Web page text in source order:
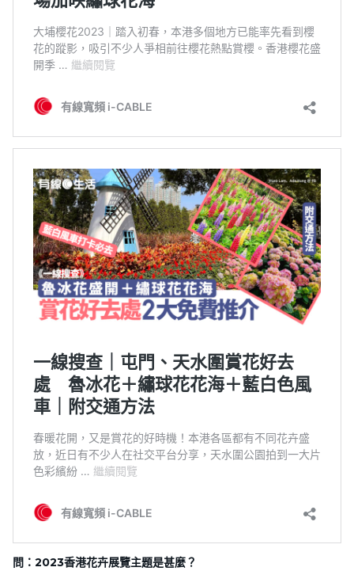
問：2023香港花卉展覽主題是甚麼？